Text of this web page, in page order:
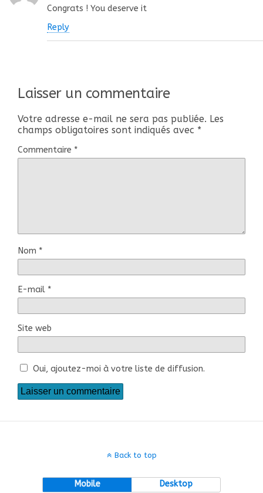
Congrats ! You deserve it
Reply
Laisser un commentaire
Votre adresse e-mail ne sera pas publiée. Les
champs obligatoires sont indiqués avec *
Commentaire *
Nom *
E-mail *
Site web
Oui, ajoutez-moi à votre liste de diffusion.
Back to top
Mobile Desktop